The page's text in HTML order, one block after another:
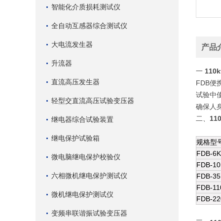
智能化介质损耗测试仪
全自动互感器综合测试仪
大电流发生器
升流器
直流高压发生器
轻型交直流高压试验变压器
继电器综合试验装置
继电保护试验箱
微电脑继电保护校验仪
六相微机继电保护测试仪
微机继电保护测试仪
变频串联谐振试验变压器
产品
一
FDB便
试验中
确保人
二、
规格型
FDB-
FDB-
FDB-
FDB-
FDB-